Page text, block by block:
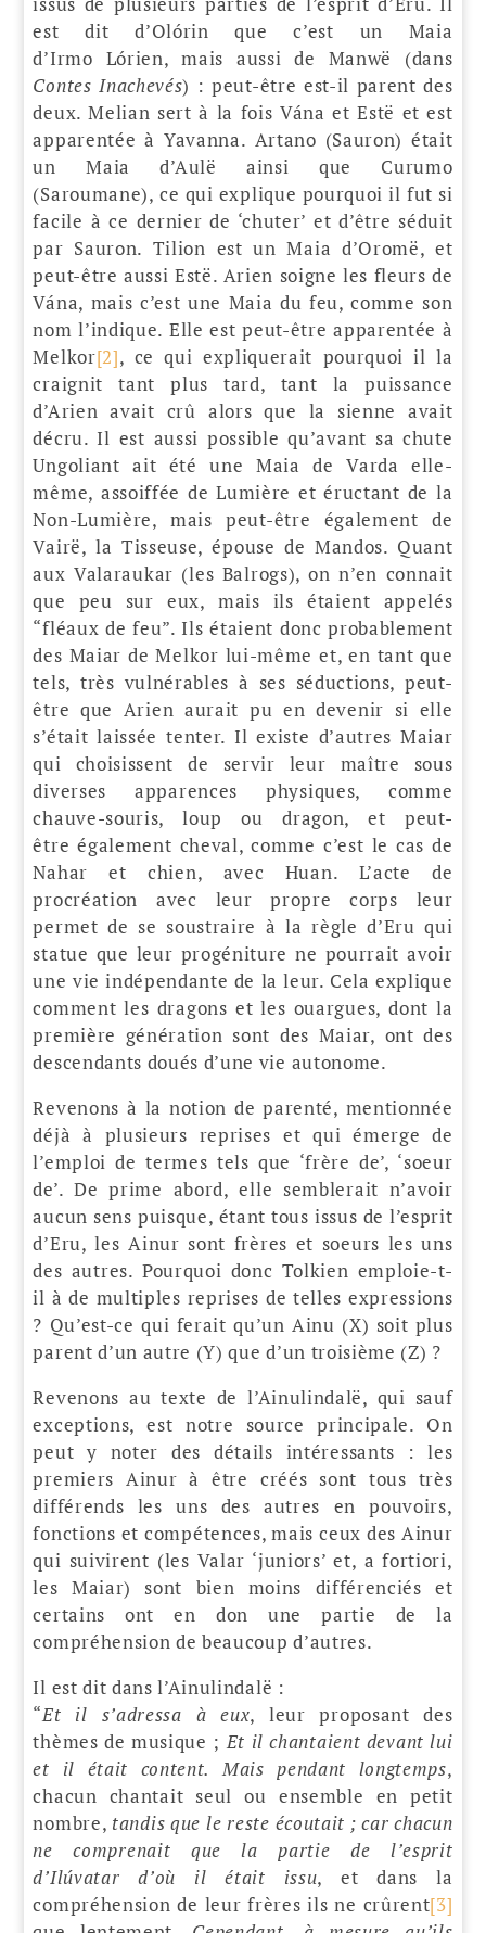
est dit d’Olórin que c’est un Maia
d’Irmo Lórien, mais aussi de Manwë (dans
Contes Inachevés) : peut-être est-il parent des
deux. Melian sert à la fois Vána et Estë et est
apparentée à Yavanna. Artano (Sauron) était
un Maia d’Aulë ainsi que Curumo
(Saroumane), ce qui explique pourquoi il fut si
facile à ce dernier de ‘chuter’ et d’être séduit
par Sauron. Tilion est un Maia d’Oromë, et
peut-être aussi Estë. Arien soigne les fleurs de
Vána, mais c’est une Maia du feu, comme son
nom l’indique. Elle est peut-être apparentée à
Melkor[2], ce qui expliquerait pourquoi il la
craignit tant plus tard, tant la puissance
d’Arien avait crû alors que la sienne avait
décru. Il est aussi possible qu’avant sa chute
Ungoliant ait été une Maia de Varda elle-
même, assoiffée de Lumière et éructant de la
Non-Lumière, mais peut-être également de
Vairë, la Tisseuse, épouse de Mandos. Quant
aux Valaraukar (les Balrogs), on n’en connait
que peu sur eux, mais ils étaient appelés
“fléaux de feu”. Ils étaient donc probablement
des Maiar de Melkor lui-même et, en tant que
tels, très vulnérables à ses séductions, peut-
être que Arien aurait pu en devenir si elle
s’était laissée tenter. Il existe d’autres Maiar
qui choisissent de servir leur maître sous
diverses apparences physiques, comme
chauve-souris, loup ou dragon, et peut-
être également cheval, comme c’est le cas de
Nahar et chien, avec Huan. L’acte de
procréation avec leur propre corps leur
permet de se soustraire à la règle d’Eru qui
statue que leur progéniture ne pourrait avoir
une vie indépendante de la leur. Cela explique
comment les dragons et les ouargues, dont la
première génération sont des Maiar, ont des
descendants doués d’une vie autonome.
Revenons à la notion de parenté, mentionnée
déjà à plusieurs reprises et qui émerge de
l’emploi de termes tels que ‘frère de’, ‘soeur
de’. De prime abord, elle semblerait n’avoir
aucun sens puisque, étant tous issus de l’esprit
d’Eru, les Ainur sont frères et soeurs les uns
des autres. Pourquoi donc Tolkien emploie-t-
il à de multiples reprises de telles expressions
? Qu’est-ce qui ferait qu’un Ainu (X) soit plus
parent d’un autre (Y) que d’un troisième (Z) ?
Revenons au texte de l’Ainulindalë, qui sauf
exceptions, est notre source principale. On
peut y noter des détails intéressants : les
premiers Ainur à être créés sont tous très
différends les uns des autres en pouvoirs,
fonctions et compétences, mais ceux des Ainur
qui suivirent (les Valar ‘juniors’ et, a fortiori,
les Maiar) sont bien moins différenciés et
certains ont en don une partie de la
compréhension de beaucoup d’autres.
Il est dit dans l’Ainulindalë :
“Et il s’adressa à eux, leur proposant des
thèmes de musique ;Et il chantaient devant lui
et il était content. Mais pendant longtemps,
chacun chantait seul ou ensemble en petit
nombre, tandis que le reste écoutait ; car chacun
ne comprenait que la partie de l’esprit
d’Ilúvatar d’où il était issu, et dans la
compréhension de leur frères ils ne crûrent[3]